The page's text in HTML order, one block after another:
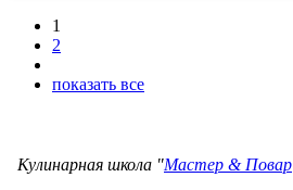
1
2
показать все
Кулинарная школа "Мастер & Повар